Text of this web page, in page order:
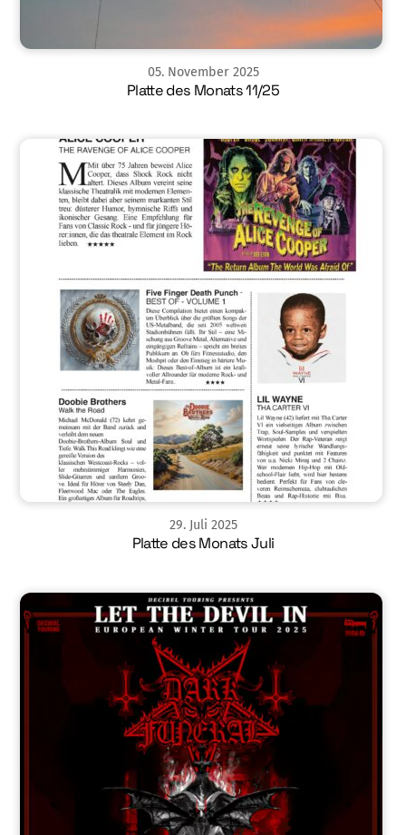
05. November 2025
Platte des Monats 11/25
29. Juli 2025
Platte des Monats Juli